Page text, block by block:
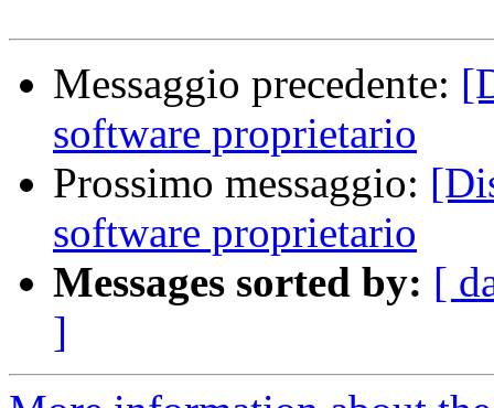
Messaggio precedente:
software proprietario
Prossimo messaggio:
software proprietario
Messages sorted by: [
]